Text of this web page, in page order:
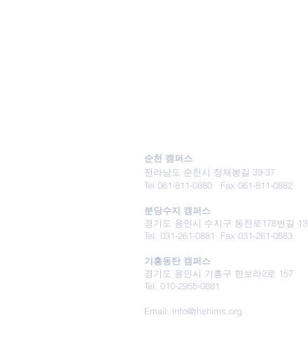
순천 캠퍼스
전라남도 순천시 정채봉길 39-37
Tel 061-811-0880 Fax 061-811-0882
분당수지 캠퍼스
경기도 용인시 수지구 동천로178번길 13
Tel. 031-261-0881 Fax 031-261-0883
기흥동탄 캠퍼스
경기도 용인시 기흥구 한보라2로 157
Tel. 010-2955-0881
Email: info@thehims.org